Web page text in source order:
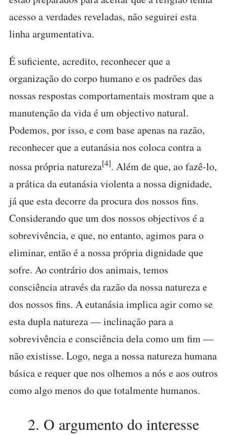
acesso a verdades reveladas, não seguirei esta
linha argumentativa.
É suficiente, acredito, reconhecer que a
organização do corpo humano e os padrões das
nossas respostas comportamentais mostram que a
manutenção da vida é um objectivo natural.
Podemos, por isso, e com base apenas na razão,
reconhecer que a eutanásia nos coloca contra a
nossa própria natureza[4]. Além de que, ao fazê-lo,
a prática da eutanásia violenta a nossa dignidade,
já que esta decorre da procura dos nossos fins.
Considerando que um dos nossos objectivos é a
sobrevivência, e que, no entanto, agimos para o
eliminar, então é a nossa própria dignidade que
sofre. Ao contrário dos animais, temos
consciência através da razão da nossa natureza e
dos nossos fins. A eutanásia implica agir como se
esta dupla natureza — inclinação para a
sobrevivência e consciência dela como um fim —
não existisse. Logo, nega a nossa natureza humana
básica e requer que nos olhemos a nós e aos outros
como algo menos do que totalmente humanos.
2. O argumento do interesse